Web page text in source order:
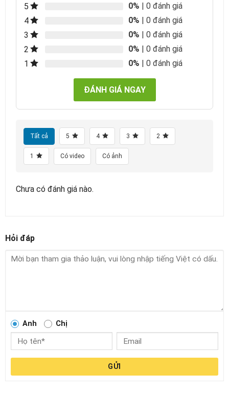
5 0% | 0 đánh giá
4
0% | 0 đánh giá
3
0% | 0 đánh giá
2
0% | 0 đánh giá
1
0% | 0 đánh giá
ĐÁNH GIÁ NGAY
Tất cả 5 4 3 2
1 Có video Có ảnh
Chưa có đánh giá nào.
Hỏi đáp
Anh Chị
GỬI